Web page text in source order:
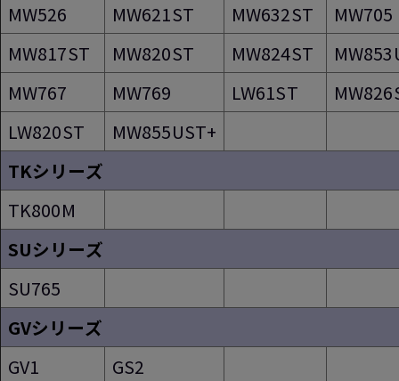
MW526
MW621ST MW632ST
MW705
MW817ST
MW820ST MW824ST
MW767
MW769 LW61ST
LW820ST
MW855UST+
TKシリーズ
TK800M
SUシリーズ
SU765
GVシリーズ
GV1
GS2